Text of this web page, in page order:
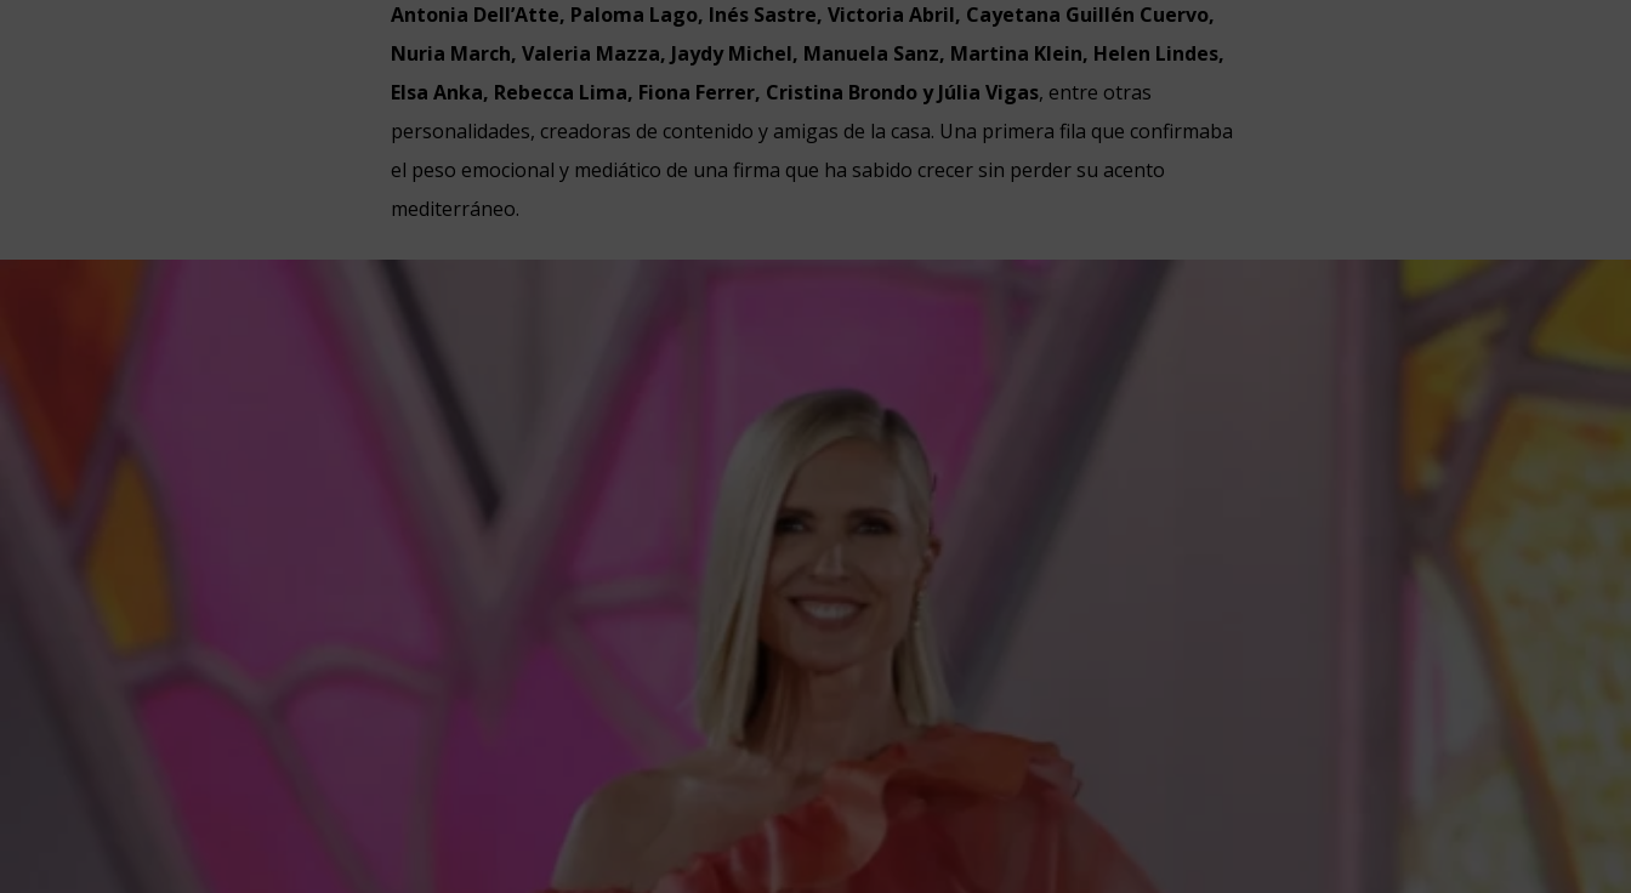
Antonia Dell’Atte, Paloma Lago, Inés Sastre, Victoria Abril, Cayetana Guillén Cuervo,
Nuria March, Valeria Mazza, Jaydy Michel, Manuela Sanz, Martina Klein, Helen Lindes,
Elsa Anka, Rebecca Lima, Fiona Ferrer, Cristina Brondo y Júlia Vigas, entre otras
personalidades, creadoras de contenido y amigas de la casa. Una primera fila que confirmaba
el peso emocional y mediático de una firma que ha sabido crecer sin perder su acento
mediterráneo.